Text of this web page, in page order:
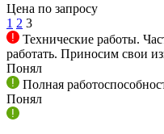
Цена по запросу
1 2 3
Технические работы.
работать. Приносим свои
Понял
Полная
Понял